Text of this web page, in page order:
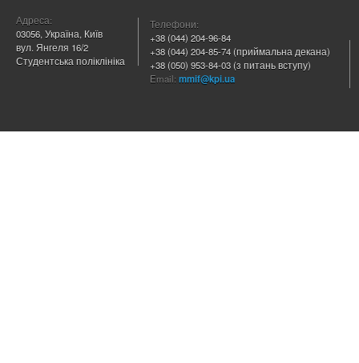
Адреса:
03056, Україна, Київ
вул. Янгеля 16/2
Студентська поліклініка
Телефони:
+38 (044) 204-96-84
+38 (044) 204-85-74 (приймальна декана)
+38 (050) 953-84-03 (з питань вступу)
Email: mmif@kpi.ua